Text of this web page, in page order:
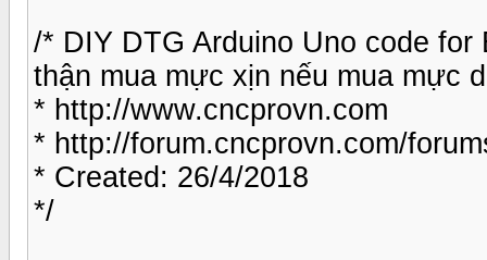
/* DIY DTG Arduino Uno code
thận mua mực xịn nếu mua mực
* http://www.cncprovn.com
* http://forum.cncprovn.com/
* Created: 26/4/2018
*/